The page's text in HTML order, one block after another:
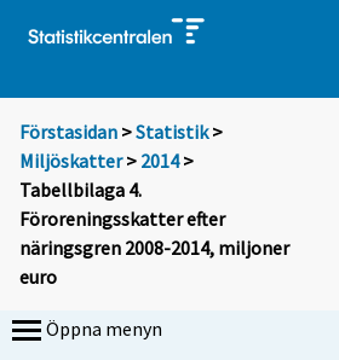
Förstasidan >Statistik >
Miljöskatter> 2014>
Tabellbilaga 4.
Föroreningsskatter efter
näringsgren 2008-2014, miljoner
euro
Öppna menyn